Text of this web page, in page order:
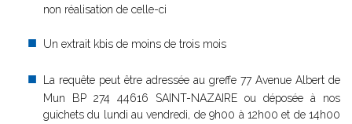
non réalisation de celle-ci
Un extrait kbis de moins de trois mois
La requête peut être adressée au greffe 77 Avenue Albert de
Mun BP 274 44616 SAINT-NAZAIRE ou déposée à nos
guichets du lundi au vendredi, de 9h00 à 12h00 et de 14h00